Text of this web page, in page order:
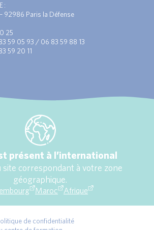
:
92986 Paris la Défense
25
59 05 93 / 06 83 59 88 13
59 20 11
présent à l’international
site correspondant à votre zone
géographique.
Maroc Afrique
de confidentialité